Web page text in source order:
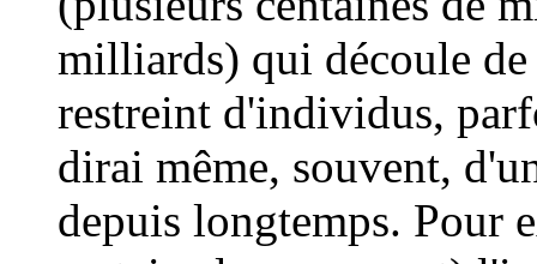
milliards) qui découle
restreint d'individus,
dirai même, souvent,
depuis longtemps. Pour